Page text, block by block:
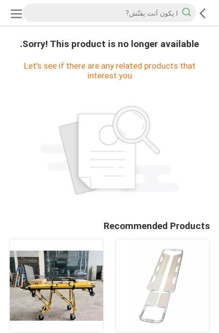
Sorry! This product is no longer available.
Let's see if there are any related products that
interest you
Recommended Products